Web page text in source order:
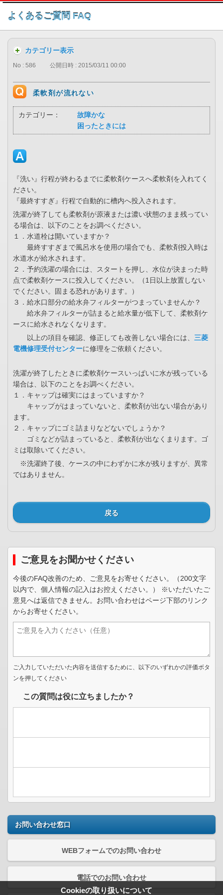
このページの本文へ
よくあるご質問 FAQ
Cookieの取り扱いについて
カテゴリー表示
No : 586 公開日時 : 2015/03/11 00:00
柔軟剤が流れない
カテゴリー：
故障かな
困ったときには
『洗い』行程が終わるまでに柔軟剤ケースへ柔軟剤を入れてく
ださい。
『最終すすぎ』行程で自動的に槽内へ投入されます。
洗濯が終了しても柔軟剤が原液または濃い状態のまま残ってい
る場合は、以下のことをお調べください。
１．水道栓は開いていますか？
最終すすぎまで風呂水を使用の場合でも、柔軟剤投入時は
水道水が給水されます。
２．予約洗濯の場合には、スタートを押し、水位が決まった時
点で柔軟剤ケースに投入してください。（1日以上放置しない
でください。固まる恐れがあります。）
３．給水口部分の給水弁フィルターがつまっていませんか？
給水弁フィルターが詰まると給水量が低下して、柔軟剤ケ
ースに給水されなくなります。
以上の項目を確認、修正しても改善しない場合には、 三菱
電機修理受付センターに修理をご依頼ください。
洗濯が終了したときに柔軟剤ケースいっぱいに水が残っている
場合は、以下のことをお調べください。
１．キャップは確実にはまっていますか？
キャップがはまっていないと、柔軟剤が出ない場合があり
ます。
２．キャップにゴミ詰まりなどないでしょうか？
ゴミなどが詰まっていると、柔軟剤が出なくまります。ゴ
ミは取除いてください。
※洗濯終了後、ケースの中にわずかに水が残りますが、異常
ではありません。
戻る
ご意見をお聞かせください
今後のFAQ改善のため、ご意見をお寄せください。（200文字
以内で、個人情報の記入はお控えください。） ※いただいたご
意見へは返信できません。お問い合わせはページ下部のリンク
からお寄せください。
ご入力していただいた内容を送信するために、以下のいずれかの評価ボタ
ンを押してください
この質問は役に立ちましたか？
お問い合わせ窓口
WEBフォームでのお問い合わせ
電話でのお問い合わせ